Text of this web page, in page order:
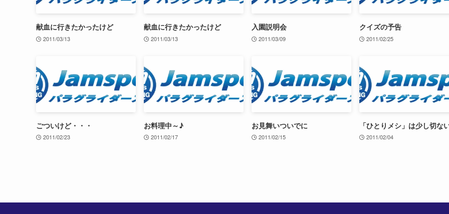
献血に行きたかったけど
2011/03/13
献血に行きたかったけど
2011/03/13
入園説明会
2011/03/09
クイズの予告
2011/02/25
ごついけど・・・
2011/02/23
お料理中～♪
2011/02/17
お見舞いついでに
2011/02/15
「ひとりメシ」は少し切な
2011/02/04